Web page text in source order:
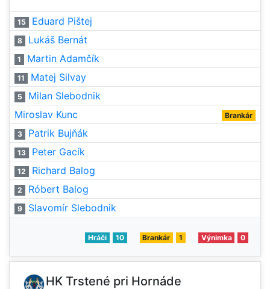
15 Eduard Pištej
8 Lukáš Bernát
1 Martin Adamčík
11 Matej Silvay
5
Milan Slebodnik
Miroslav Kunc
Brankár
3 Patrik Bujňák
13 Peter Gacík
12 Richard Balog
2 Róbert Balog
9 Slavomír Slebodnik
Hráči 10 Brankár 1 Výnimka 0
HK Trstené pri Hornáde